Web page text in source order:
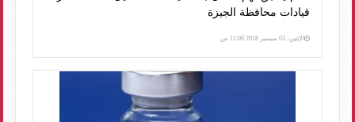
قيادات محافظة الجيزة
الإثنين، 03 سبتمبر 2018 11:00 ص